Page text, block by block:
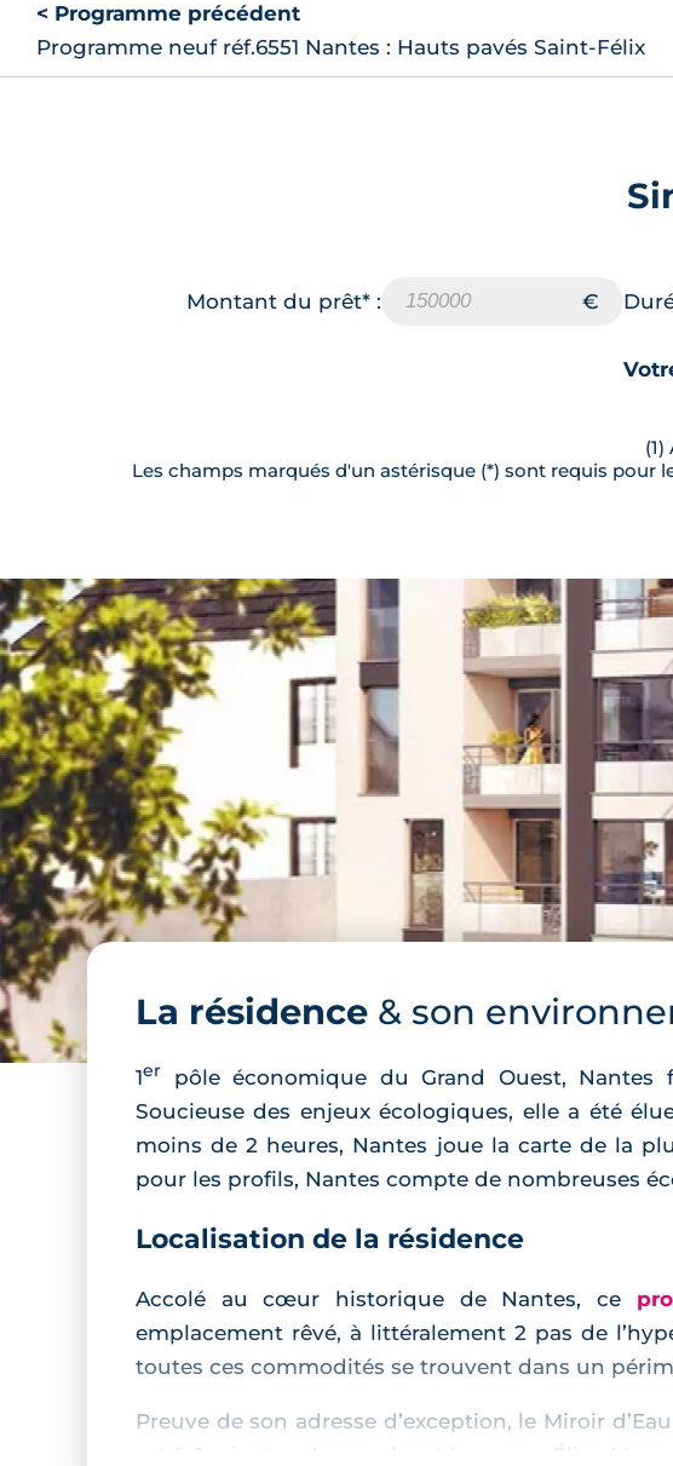
< Programme précédent
Programme neuf réf.6551 Nantes : Hauts pavés Saint-Félix
Montant du prêt* :
Les champs marqués d'un astérisque (*) sont requis
La résidence & son
1er pôle économique du Grand Ouest, Nantes
Soucieuse des enjeux écologiques, elle a été
moins de 2 heures, Nantes joue la carte de la
pour les profils, Nantes compte de nombreuses
Localisation de la résidence
Accolé au cœur historique de Nantes, ce
emplacement rêvé, à littéralement 2 pas de
toutes ces commodités se trouvent dans un
Preuve de son adresse d’exception, le Miroir
est à 6 minutes de marche et le square Élisa-